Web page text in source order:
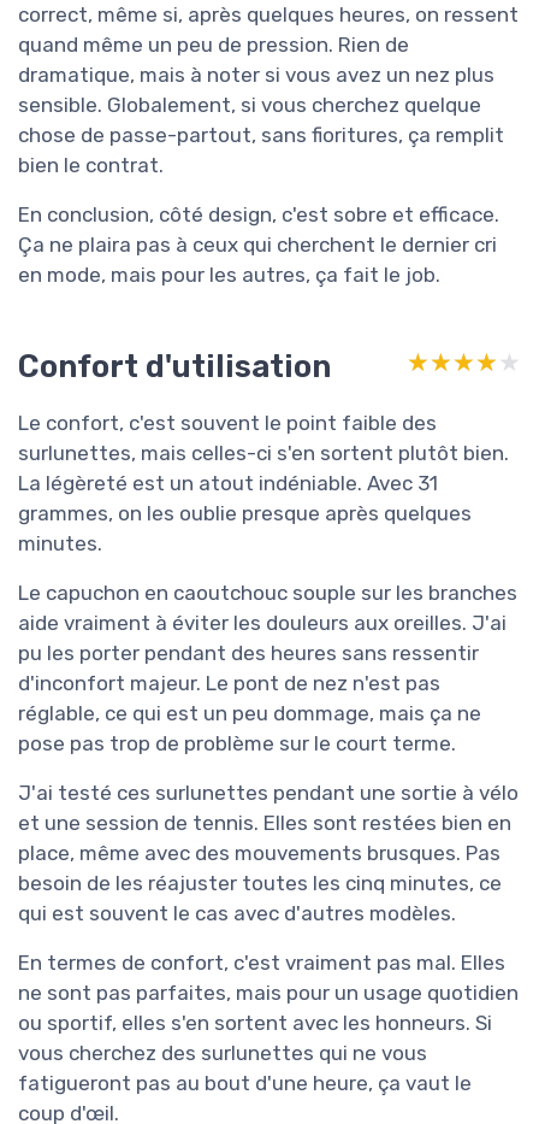
correct, même si, après quelques heures, on ressent
quand même un peu de pression. Rien de
dramatique, mais à noter si vous avez un nez plus
sensible. Globalement, si vous cherchez quelque
chose de passe-partout, sans fioritures, ça remplit
bien le contrat.
En conclusion, côté design, c'est sobre et efficace.
Ça ne plaira pas à ceux qui cherchent le dernier cri
en mode, mais pour les autres, ça fait le job.
Confort d'utilisation ★★★★★
★★★★★
Le confort, c'est souvent le point faible des
surlunettes, mais celles-ci s'en sortent plutôt bien.
La légèreté est un atout indéniable. Avec 31
grammes, on les oublie presque après quelques
minutes.
Le capuchon en caoutchouc souple sur les branches
aide vraiment à éviter les douleurs aux oreilles. J'ai
pu les porter pendant des heures sans ressentir
d'inconfort majeur. Le pont de nez n'est pas
réglable, ce qui est un peu dommage, mais ça ne
pose pas trop de problème sur le court terme.
J'ai testé ces surlunettes pendant une sortie à vélo
et une session de tennis. Elles sont restées bien en
place, même avec des mouvements brusques. Pas
besoin de les réajuster toutes les cinq minutes, ce
qui est souvent le cas avec d'autres modèles.
En termes de confort, c'est vraiment pas mal. Elles
ne sont pas parfaites, mais pour un usage quotidien
ou sportif, elles s'en sortent avec les honneurs. Si
vous cherchez des surlunettes qui ne vous
fatigueront pas au bout d'une heure, ça vaut le
coup d'œil.